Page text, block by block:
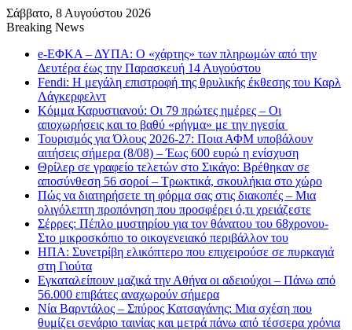
Σάββατο, 8 Αυγούστου 2026
Breaking News
e-ΕΦΚΑ – ΔΥΠΑ: Ο «χάρτης» των πληρωμών από την
Δευτέρα έως την Παρασκευή 14 Αυγούστου
Fendi: Η μεγάλη επιστροφή της θρυλικής έκθεσης του Καρλ
Λάγκερφελντ
Κόμμα Καρυστιανού: Οι 79 πρώτες ημέρες – Οι
αποχωρήσεις και το βαθύ «ρήγμα» με την ηγεσία
Τουρισμός για Όλους 2026-27: Ποια ΑΦΜ υποβάλουν
αιτήσεις σήμερα (8/08) – Έως 600 ευρώ η ενίσχυση
Θρίλερ σε γραφείο τελετών στο Σικάγο: Βρέθηκαν σε
αποσύνθεση 56 σοροί – Τρωκτικά, σκουλήκια στο χώρο
Πώς να διατηρήσετε τη φόρμα σας στις διακοπές – Μια
ολιγόλεπτη προπόνηση που προσφέρει ό,τι χρειάζεστε
Σέρρες: Πέπλο μυστηρίου για τον θάνατου του 68χρονου-
Στο μικροσκόπιο το οικογενειακό περιβάλλον του
ΗΠΑ: Συνετρίβη ελικόπτερο που επιχειρούσε σε πυρκαγιά
στη Γιούτα
Εγκαταλείπουν μαζικά την Αθήνα οι αδειούχοι – Πάνω από
56.000 επιβάτες αναχωρούν σήμερα
Νία Βαρντάλος – Σπύρος Κατσαγάνης: Μια σχέση που
θυμίζει σενάριο ταινίας και μετρά πάνω από τέσσερα χρόνια